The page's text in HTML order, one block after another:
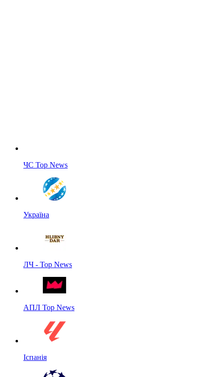
ЧС Top News
Україна
ЛЧ - Top News
АПЛ Top News
Іспанія